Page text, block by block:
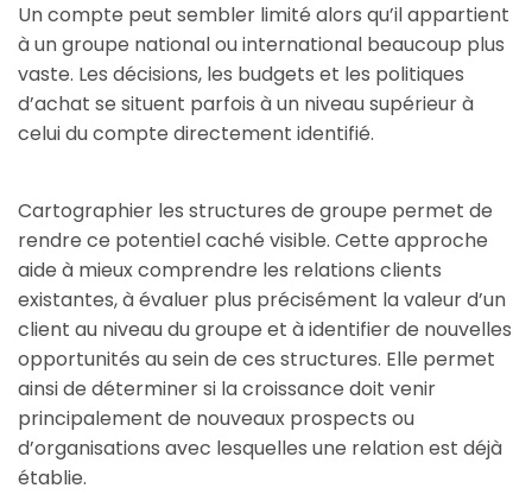
Un compte peut sembler limité alors qu’il appartient
à un groupe national ou international beaucoup plus
vaste. Les décisions, les budgets et les politiques
d’achat se situent parfois à un niveau supérieur à
celui du compte directement identifié.
Cartographier les structures de groupe permet de
rendre ce potentiel caché visible. Cette approche
aide à mieux comprendre les relations clients
existantes, à évaluer plus précisément la valeur d’un
client au niveau du groupe et à identifier de nouvelles
opportunités au sein de ces structures. Elle permet
ainsi de déterminer si la croissance doit venir
principalement de nouveaux prospects ou
d’organisations avec lesquelles une relation est déjà
établie.